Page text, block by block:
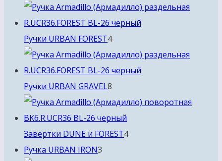
товара
Ручки URBAN FOREST44
товара
Ручки URBAN GRAVEL8
товаров
Завертки DUNE и FOREST44
Ручка URBAN IRON3